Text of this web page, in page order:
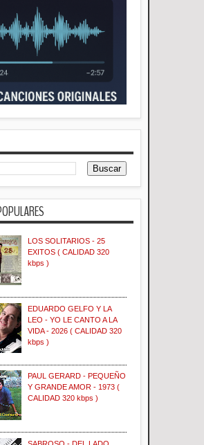
LOS SOLITARIOS - 25
EXITOS ( CALIDAD 320
kbps )
EDUARDO GELFO Y LA
LEO - YO LE CANTO A LA
VIDA - 2026 ( CALIDAD 320
kbps )
PAUL GERARD - PEQUEÑO
Y GRANDE AMOR - 1973 (
CALIDAD 320 kbps )
SABROSO - DEL LADO